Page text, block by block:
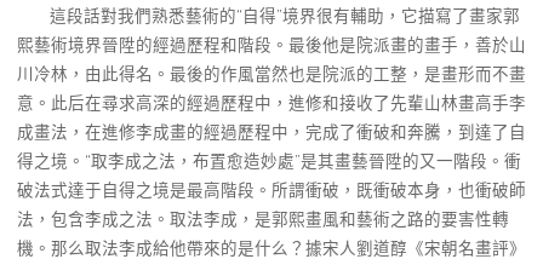
這段話對我們熟悉藝術的“自得”境界很有輔助，它描寫了畫家郭
熙藝術境界晉陞的經過歷程和階段。最後他是院派畫的畫手，善於山
川冷林，由此得名。最後的作風當然也是院派的工整，是畫形而不畫
意。此后在尋求高深的經過歷程中，進修和接收了先輩山林畫高手李
成畫法，在進修李成畫的經過歷程中，完成了衝破和奔騰，到達了自
得之境。“取李成之法，布置愈造妙處”是其畫藝晉陞的又一階段。衝
破法式達于自得之境是最高階段。所謂衝破，既衝破本身，也衝破師
法，包含李成之法。取法李成，是郭熙畫風和藝術之路的要害性轉
機。那么取法李成給他帶來的是什么？據宋人劉道醇《宋朝名畫評》